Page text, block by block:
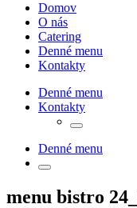
Domov
O nás
Catering
Denné menu
Kontakty
Denné menu
Kontakty
Denné menu
menu bistro